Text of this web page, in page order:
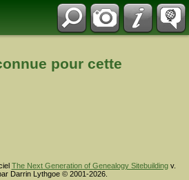
pour cette
The Next Generation of Genealogy Sitebuildingv.
Darrin Lythgoe © 2001-2026.